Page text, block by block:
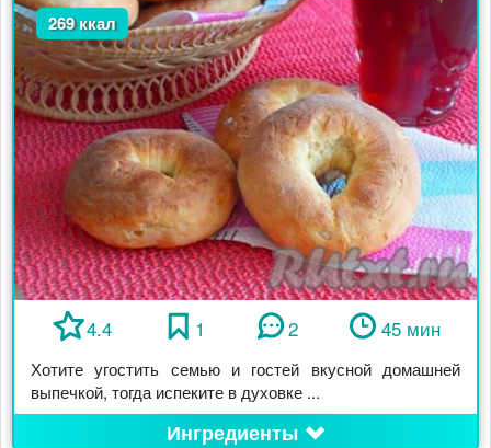
269 ккал
4.4 1 2 45 мин
Хотите угостить семью и гостей вкусной домашней
выпечкой, тогда испеките в духовке ...
Ингредиенты